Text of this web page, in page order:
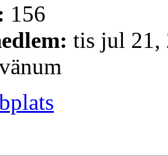
156
tis jul 21,